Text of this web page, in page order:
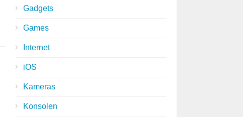
Gadgets
Games
Internet
iOS
Kameras
Konsolen